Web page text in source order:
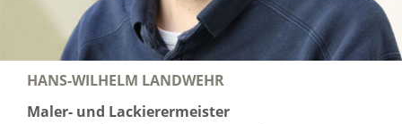
HANS-WILHELM LANDWEHR
Maler- und Lackierermeister